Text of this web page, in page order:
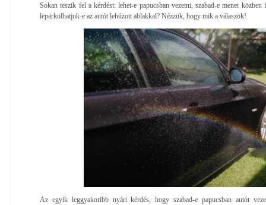
Sokan teszik fel a kérdést: lehet-e papucsban vezetni, szabad-e menet
leparkolhatjuk-e az autót lehúzott ablakkal? Nézzük, hogy mik a válaszok!
Az egyik leggyakoribb nyári kérdés, hogy szabad-e papucsban autót